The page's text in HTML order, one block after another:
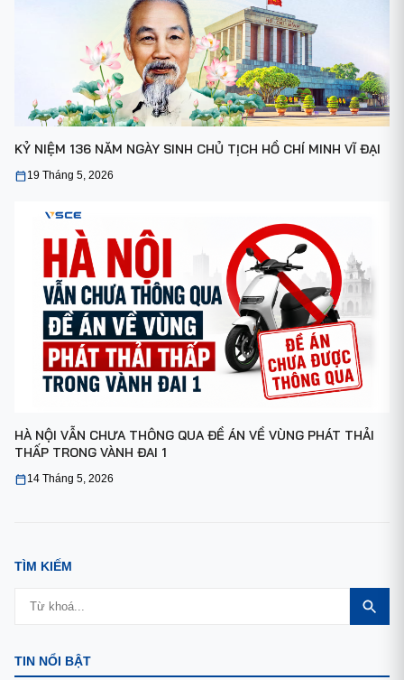
KỶ NIỆM 136 NĂM NGÀY SINH CHỦ TỊCH HỒ CHÍ MINH VĨ ĐẠI
19 Tháng 5, 2026
HÀ NỘI VẪN CHƯA THÔNG QUA ĐỀ ÁN VỀ VÙNG PHÁT THẢI
THẤP TRONG VÀNH ĐAI 1
14 Tháng 5, 2026
TÌM KIẾM
TIN NỔI BẬT